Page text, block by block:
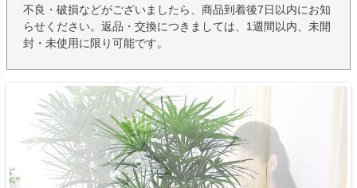
不良・破損などがございましたら、商品到着後7日以内にお知
らせください。返品・交換につきましては、1週間以内、未開
封・未使用に限り可能です。